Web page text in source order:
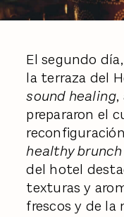
El segundo
la terraza del
sound healing
prepararon el
healthy brunch
del hotel
texturas y
frescos y de la